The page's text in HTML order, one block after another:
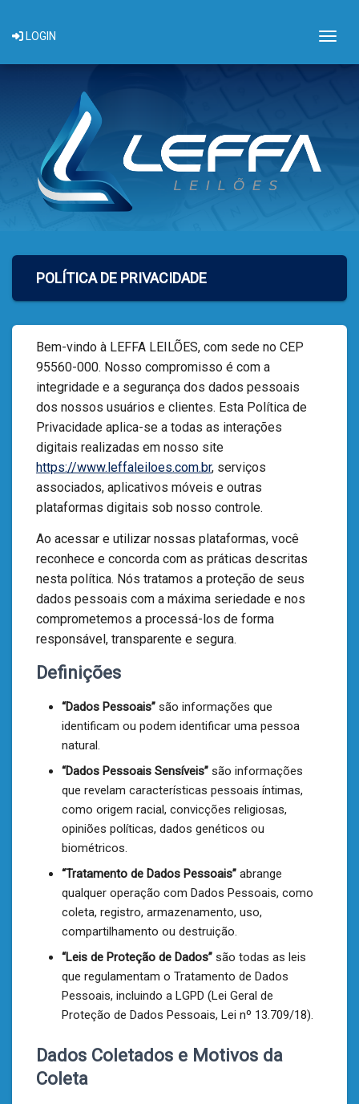
LOGIN
POLÍTICA DE PRIVACIDADE
Bem-vindo à LEFFA LEILÕES, com sede no CEP
95560-000. Nosso compromisso é com a
integridade e a segurança dos dados pessoais
dos nossos usuários e clientes. Esta Política de
Privacidade aplica-se a todas as interações
digitais realizadas em nosso site
https://www.leffaleiloes.com.br, serviços
associados, aplicativos móveis e outras
plataformas digitais sob nosso controle.
Ao acessar e utilizar nossas plataformas, você
reconhece e concorda com as práticas descritas
nesta política. Nós tratamos a proteção de seus
dados pessoais com a máxima seriedade e nos
comprometemos a processá-los de forma
responsável, transparente e segura.
Definições
“Dados Pessoais” são informações que
identificam ou podem identificar uma pessoa
natural.
“Dados Pessoais Sensíveis” são informações
que revelam características pessoais íntimas,
como origem racial, convicções religiosas,
opiniões políticas, dados genéticos ou
biométricos.
“Tratamento de Dados Pessoais” abrange
qualquer operação com Dados Pessoais, como
coleta, registro, armazenamento, uso,
compartilhamento ou destruição.
“Leis de Proteção de Dados” são todas as leis
que regulamentam o Tratamento de Dados
Pessoais, incluindo a LGPD (Lei Geral de
Proteção de Dados Pessoais, Lei nº 13.709/18).
Dados Coletados e Motivos da
Coleta